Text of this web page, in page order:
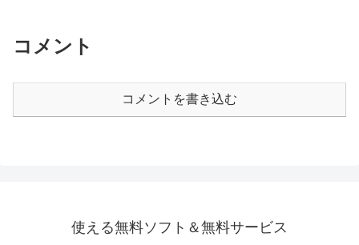
コメント
コメントを書き込む
使える無料ソフト＆無料サービス